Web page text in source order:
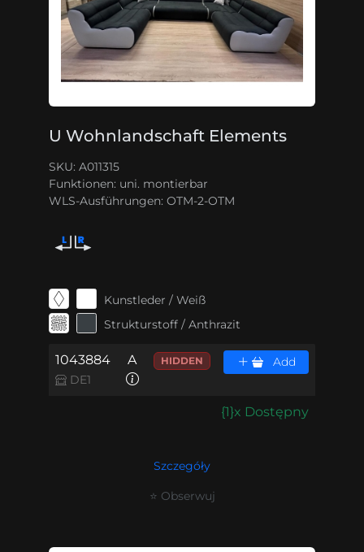
U Wohnlandschaft Elements
SKU: A011315
Funktionen: uni. montierbar
WLS-Ausführungen: OTM-2-OTM
Kunstleder / Weiß
Strukturstoff / Anthrazit
1043884
DE1
A HIDDEN Add
{1}x Dostępny
Szczegóły
⭐ Obserwuj